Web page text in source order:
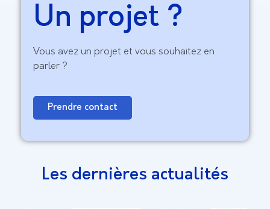
Un projet ?
Vous avez un projet et vous souhaitez en
parler ?
Prendre contact
Les dernières actualités